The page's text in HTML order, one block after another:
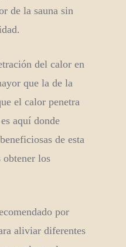
de la sauna sin
del calor en
que la de la
el calor penetra
aquí donde
de esta
los
por
aliviar diferentes